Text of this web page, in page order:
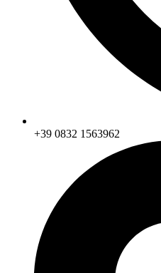
+39 0832 1563962